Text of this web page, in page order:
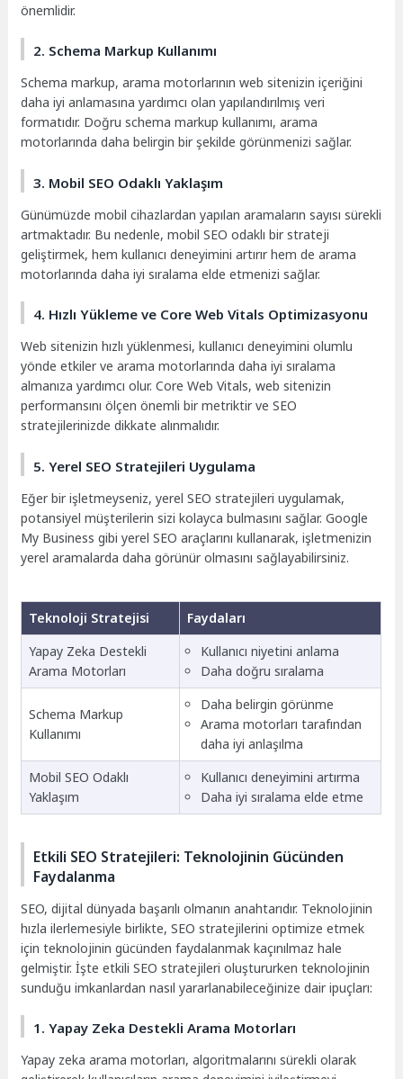
önemlidir.
2. Schema Markup Kullanımı
Schema markup, arama motorlarının web sitenizin içeriğini
daha iyi anlamasına yardımcı olan yapılandırılmış veri
formatıdır. Doğru schema markup kullanımı, arama
motorlarında daha belirgin bir şekilde görünmenizi sağlar.
3. Mobil SEO Odaklı Yaklaşım
Günümüzde mobil cihazlardan yapılan aramaların sayısı sürekli
artmaktadır. Bu nedenle, mobil SEO odaklı bir strateji
geliştirmek, hem kullanıcı deneyimini artırır hem de arama
motorlarında daha iyi sıralama elde etmenizi sağlar.
4. Hızlı Yükleme ve Core Web Vitals Optimizasyonu
Web sitenizin hızlı yüklenmesi, kullanıcı deneyimini olumlu
yönde etkiler ve arama motorlarında daha iyi sıralama
almanıza yardımcı olur. Core Web Vitals, web sitenizin
performansını ölçen önemli bir metriktir ve SEO
stratejilerinizde dikkate alınmalıdır.
5. Yerel SEO Stratejileri Uygulama
Eğer bir işletmeyseniz, yerel SEO stratejileri uygulamak,
potansiyel müşterilerin sizi kolayca bulmasını sağlar. Google
My Business gibi yerel SEO araçlarını kullanarak, işletmenizin
yerel aramalarda daha görünür olmasını sağlayabilirsiniz.
Teknoloji Stratejisi
Faydaları
Yapay Zeka Destekli
Arama Motorları
Kullanıcı niyetini anlama
Daha doğru sıralama
Schema Markup
Kullanımı
Daha belirgin görünme
Arama motorları tarafından
daha iyi anlaşılma
Mobil SEO Odaklı
Yaklaşım
Kullanıcı deneyimini artırma
Daha iyi sıralama elde etme
Etkili SEO Stratejileri: Teknolojinin Gücünden
Faydalanma
SEO, dijital dünyada başarılı olmanın anahtarıdır. Teknolojinin
hızla ilerlemesiyle birlikte, SEO stratejilerini optimize etmek
için teknolojinin gücünden faydalanmak kaçınılmaz hale
gelmiştir. İşte etkili SEO stratejileri oluştururken teknolojinin
sunduğu imkanlardan nasıl yararlanabileceğinize dair ipuçları:
1. Yapay Zeka Destekli Arama Motorları
Yapay zeka arama motorları, algoritmalarını sürekli olarak